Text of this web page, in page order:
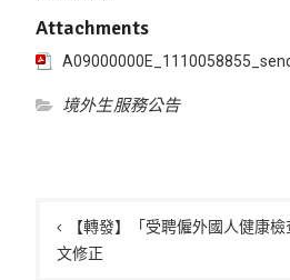
Attachments
境外生服務公告
章
導
【轉發】「受聘僱外國人健康
文修正